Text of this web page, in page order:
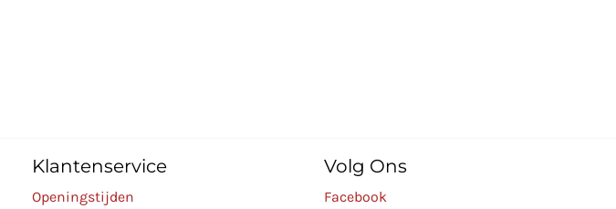
Klantenservice
Openingstijden
Volg Ons
Facebook